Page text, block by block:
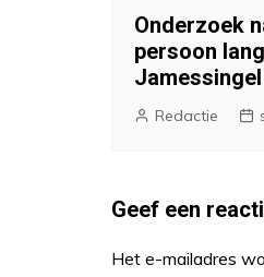
Onderzoek
persoon
Redactie
Geef een
Het e-mailadres